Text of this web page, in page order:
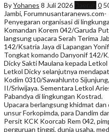
ByYohanes 8 Juli 2026 0
Jambi, Forumnusantaranews.com-
Penyegaran organisasi di
Komandan Korem 042/Garuda
langsung upacara Serah Terima
142/Ksatria Jaya di Lapangan
Tongkat komando Danyonif 142/
Dicky Sakti Maulana kepada
Letkol Dicky selanjutnya
Kodim 0310/Sawahlunto
II/Sriwijaya. Sementara Letkol
Pabandya di lingkungan Kostrad.
Upacara berlangsung khidmat
unsur Forkopimda, para Dandim
Persit KCK Koorcab Rem 042,
perguruan tinggi, dunia usaha,